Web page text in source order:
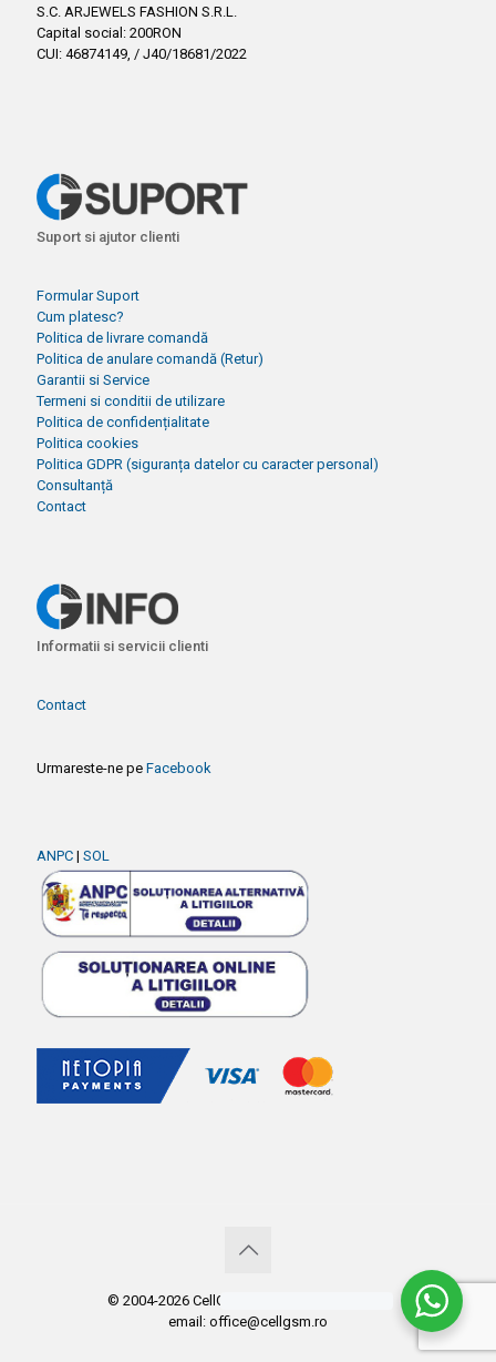
S.C. ARJEWELS FASHION S.R.L.
Capital social: 200RON
CUI: 46874149, / J40/18681/2022
Suport si ajutor clienti
Formular Suport
Cum platesc?
Politica de livrare comandă
Politica de anulare comandă (Retur)
Garantii si Service
Termeni si conditii de utilizare
Politica de confidențialitate
Politica cookies
Politica GDPR (siguranța datelor cu caracter personal)
Consultanță
Contact
Informatii si servicii clienti
Contact
Urmareste-ne pe Facebook
ANPC | SOL
© 2004-2026 CellGSM. Copyright CellGSM.ro
email: office@cellgsm.ro